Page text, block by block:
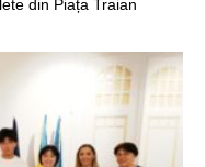
din Piața Traian